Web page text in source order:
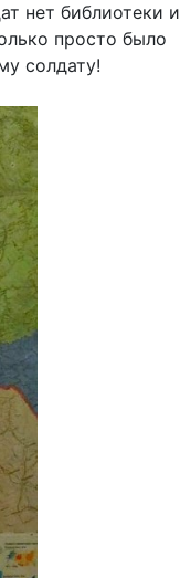
нет библиотеки и
просто было
солдату!